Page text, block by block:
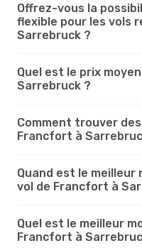
Offrez-vous la
flexible pour les vols
Sarrebruck ?
Quel est le prix
Sarrebruck ?
Comment trouver
Francfort à
Quand est le
vol de Francfort à
Quel est le meilleur
Francfort à